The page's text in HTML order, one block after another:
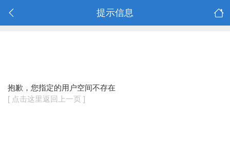
提示信息
抱歉，您指定的用户空间不存在
[ 点击这里返回上一页 ]